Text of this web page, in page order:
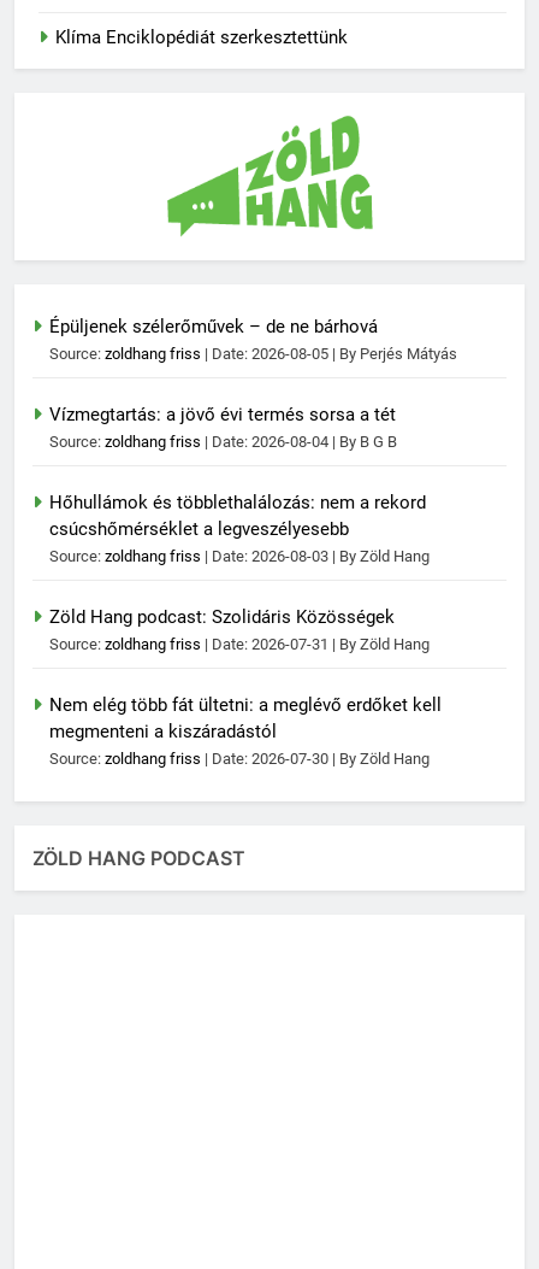
Klíma Enciklopédiát szerkesztettünk
Épüljenek szélerőművek – de ne bárhová
Source: zoldhang friss Date: 2026-08-05 By Perjés Mátyás
Vízmegtartás: a jövő évi termés sorsa a tét
Source: zoldhang friss Date: 2026-08-04 By B G B
Hőhullámok és többlethalálozás: nem a rekord
csúcshőmérséklet a legveszélyesebb
Source: zoldhang friss Date: 2026-08-03 By Zöld Hang
Zöld Hang podcast: Szolidáris Közösségek
Source: zoldhang friss Date: 2026-07-31 By Zöld Hang
Nem elég több fát ültetni: a meglévő erdőket kell
megmenteni a kiszáradástól
Source: zoldhang friss Date: 2026-07-30 By Zöld Hang
ZÖLD HANG PODCAST